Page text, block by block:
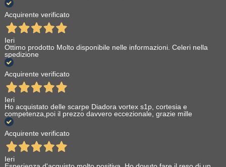
Acquirente verificato
Ieri
Ottimo prodotto Molto disponibile nelle informazioni. Celeri nella
spedizione
Acquirente verificato
Ieri
Ho acquistato delle scarpe Diadora vortex s1p, cortesia e
competenza,poi il prezzo davvero eccezionale, grazie mille
Acquirente verificato
Ieri